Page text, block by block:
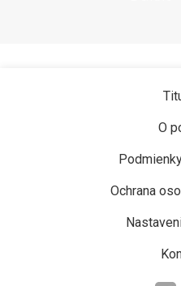
O
Ochrana